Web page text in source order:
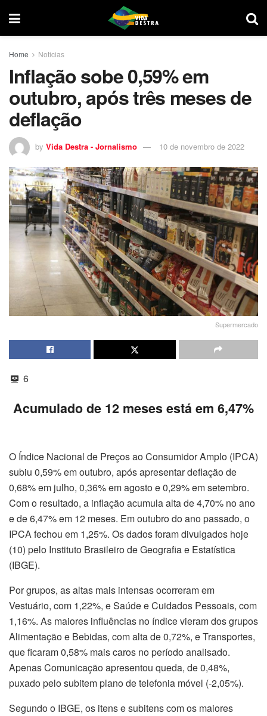
Home Noticias
Inflação sobe 0,59% em
outubro, após três meses de
deflação
by Vida Destra - Jornalismo 10 de novembro de 2022
Supermercado
6
Acumulado de 12 meses está em 6,47%
O Índice Nacional de Preços ao Consumidor Amplo (IPCA)
subiu 0,59% em outubro, após apresentar deflação de
0,68% em julho, 0,36% em agosto e 0,29% em setembro.
Com o resultado, a inflação acumula alta de 4,70% no ano
e de 6,47% em 12 meses. Em outubro do ano passado, o
IPCA fechou em 1,25%. Os dados foram divulgados hoje
(10) pelo Instituto Brasileiro de Geografia e Estatística
(IBGE).
Por grupos, as altas mais intensas ocorreram em
Vestuário, com 1,22%, e Saúde e Cuidados Pessoais, com
1,16%. As maiores influências no índice vieram dos grupos
Alimentação e Bebidas, com alta de 0,72%, e Transportes,
que ficaram 0,58% mais caros no período analisado.
Apenas Comunicação apresentou queda, de 0,48%,
puxado pelo subitem plano de telefonia móvel (-2,05%).
Segundo o IBGE, os itens e subitens com os maiores